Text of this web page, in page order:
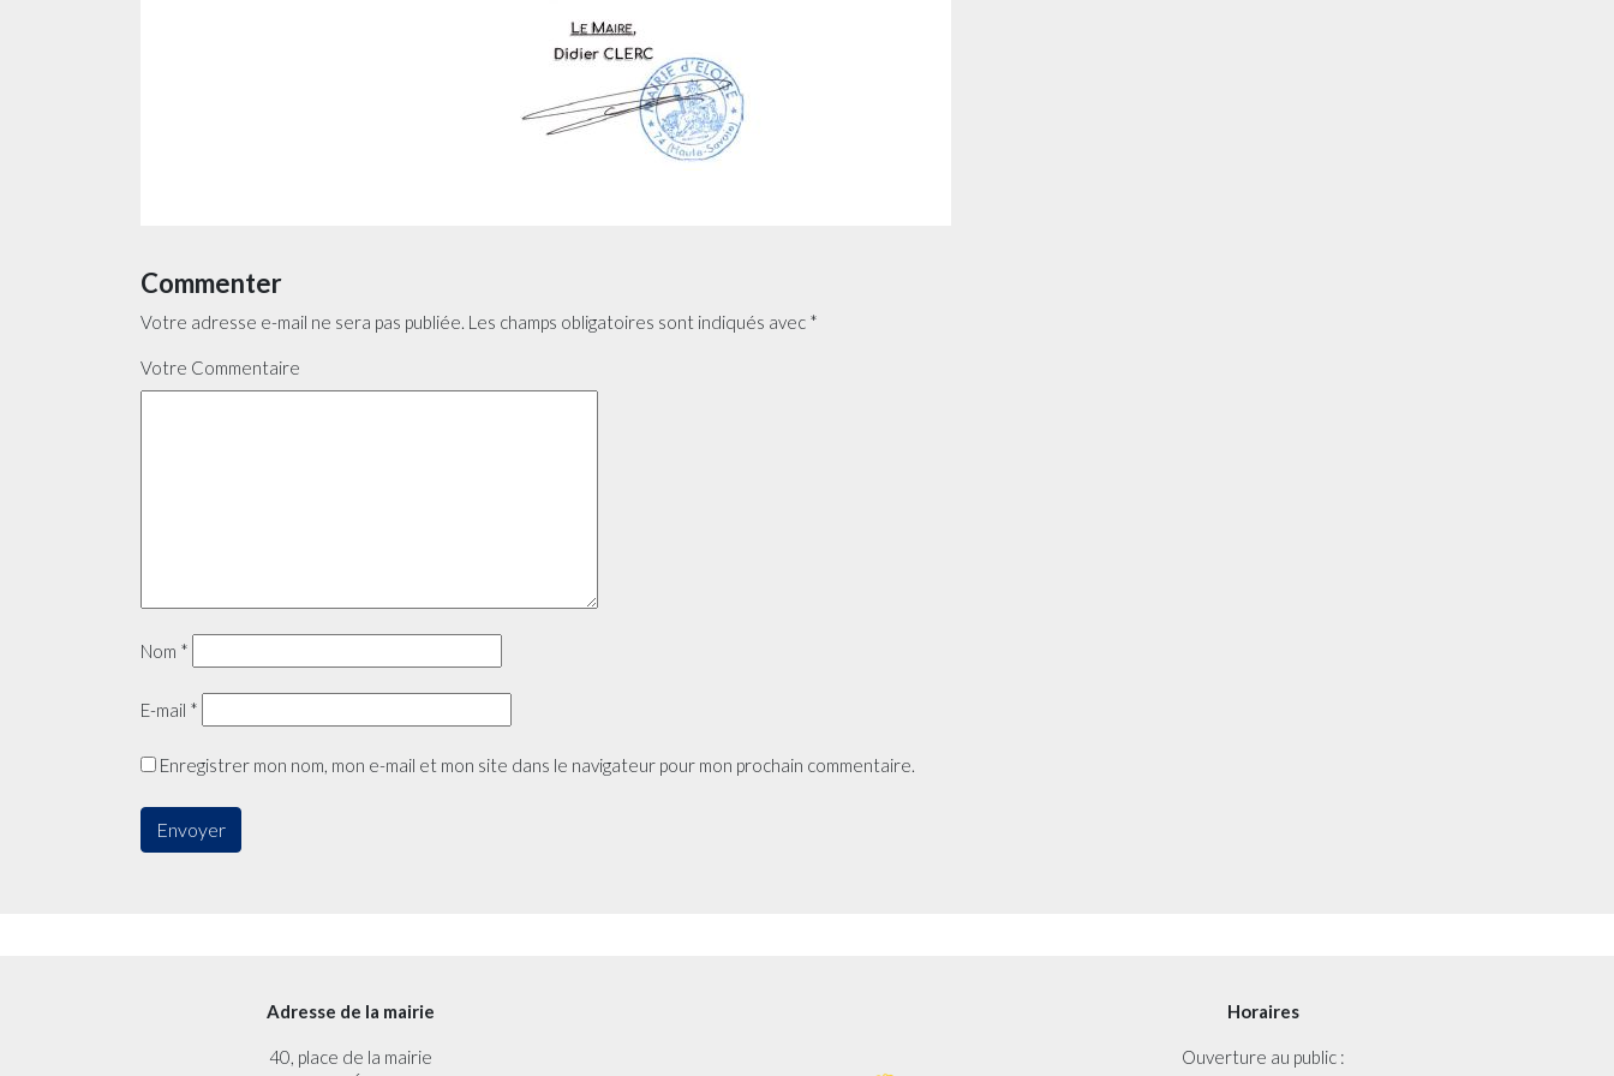
Commenter
Votre adresse e-mail ne sera pas publiée. Les champs obligatoires sont indiqués avec *
Votre Commentaire
Nom *
E-mail *
Enregistrer mon nom, mon e-mail et mon site dans le navigateur pour mon prochain commentaire.
Adresse de la mairie
40, place de la mairie
Horaires
Ouverture au public :